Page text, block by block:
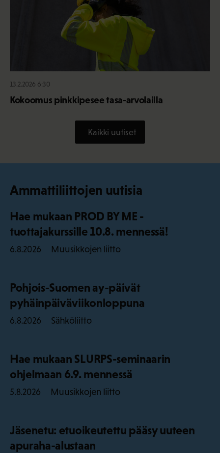
13.2.2026 6:30
Kokoomus pinkkipesee tasa-arvolailla
Kaikki uutiset
Ammattiliittojen uutisia
Hae mukaan PROD BY ME -
tuottajakurssille 10.8. mennessä!
6.8.2026 Muusikkojen liitto
Pohjois-Suomen ay-päivät
pyhäinpäiväviikonloppuna
6.8.2026 Sähköliitto
Hae mukaan SLURPS-seminaarin
ohjelmaan 6.9. mennessä
5.8.2026 Muusikkojen liitto
Jäsenetu: etuoikeutettu pääsy uuteen
apuraha-alustaan